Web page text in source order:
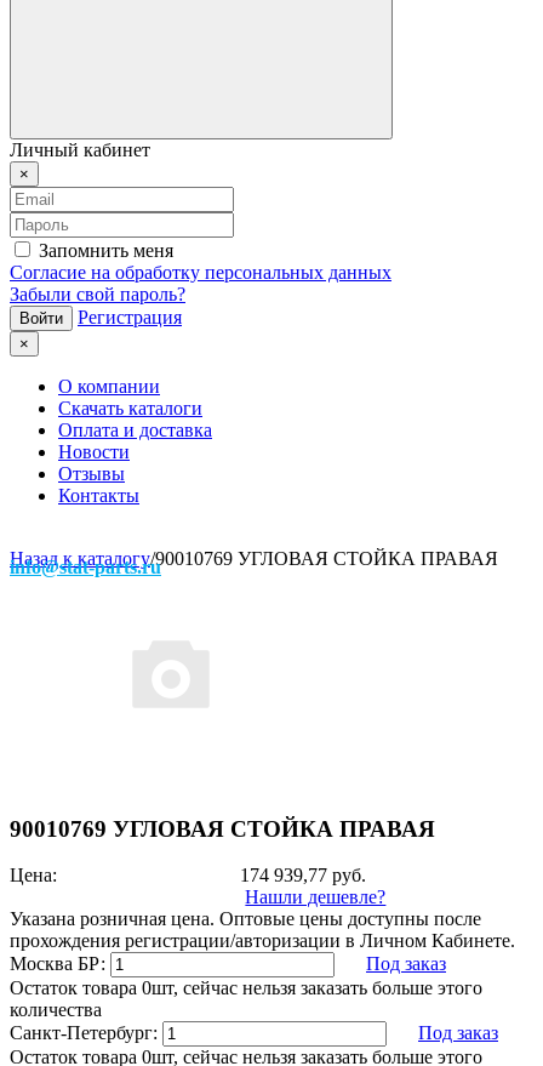
Личный кабинет
×
Запомнить меня
Согласие на обработку персональных данных
Забыли свой пароль?
Регистрация
×
О компании
Скачать каталоги
Оплата и доставка
Новости
Отзывы
Контакты
info@stat-parts.ru
Назад к каталогу/90010769 УГЛОВАЯ СТОЙКА ПРАВАЯ
90010769 УГЛОВАЯ СТОЙКА ПРАВАЯ
Цена: 174 939,77руб.
Нашли дешевле?
Указана розничная цена. Оптовые цены доступны после
прохождения регистрации/авторизации в Личном Кабинете.
Москва БР:
Под заказ
Остаток товара 0шт, сейчас нельзя заказать больше этого
количества
Санкт-Петербург:
Под заказ
Остаток товара 0шт, сейчас нельзя заказать больше этого